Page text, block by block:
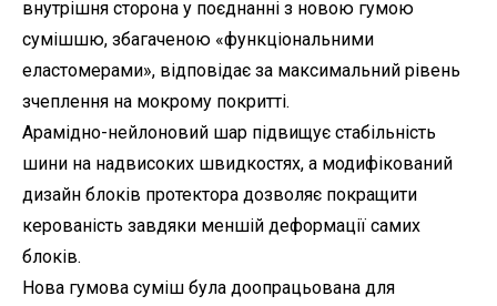
внутрішня сторона у поєднанні з новою гумою
сумішшю, збагаченою «функціональними
еластомерами», відповідає за максимальний рівень
зчеплення на мокрому покритті.
Арамідно-нейлоновий шар підвищує стабільність
шини на надвисоких швидкостях, а модифікований
дизайн блоків протектора дозволяє покращити
керованість завдяки меншій деформації самих
блоків.
Нова гумова суміш була доопрацьована для